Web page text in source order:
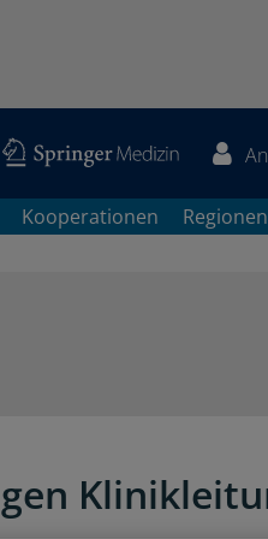
Kooperationen Regionen